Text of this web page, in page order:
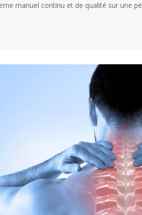
manuel continu et de qualité sur une